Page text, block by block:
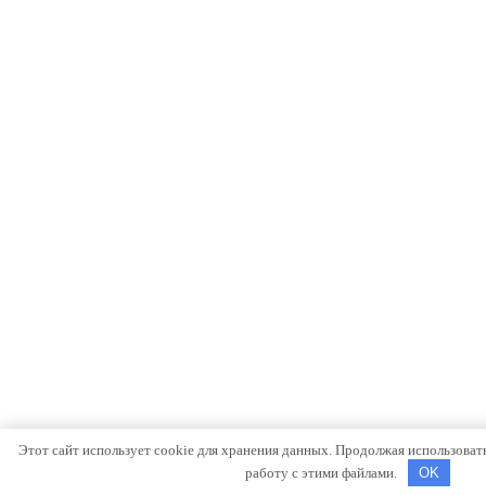
Этот сайт использует cookie для хранения данных. Продолжая
работу с этими файлами.
OK